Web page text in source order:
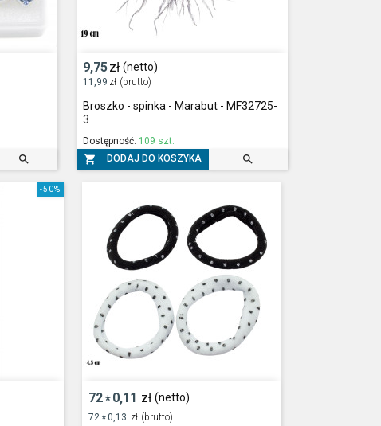

9,75zł (netto)
11,99 zł (brutto)
Broszko - spinka - Marabut - MF32725-
3
Dostępność: 109 szt.
 DODAJ DO KOSZYKA 
-50%
72*0,11 zł (netto)
72 *0,13 zł (brutto)